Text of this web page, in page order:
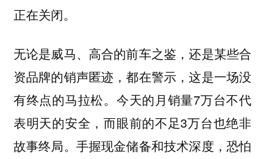
正在关闭。
无论是威马、高合的前车之鉴，还是某些合
资品牌的销声匿迹，都在警示，这是一场没
有终点的马拉松。今天的月销量7万台不代
表明天的安全，而眼前的不足3万台也绝非
故事终局。手握现金储备和技术深度，恐怕